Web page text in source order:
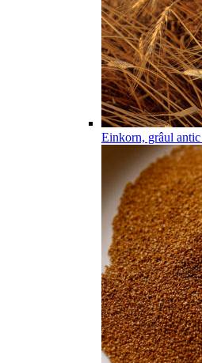
Einkorn, grâul